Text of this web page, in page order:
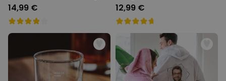
Anniversaire
14,99 € 12,99 €